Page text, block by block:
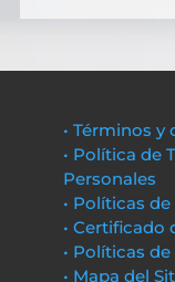
• Términos
• Política de
Personales
• Políticas
• Certificado
• Políticas
• Mapa del